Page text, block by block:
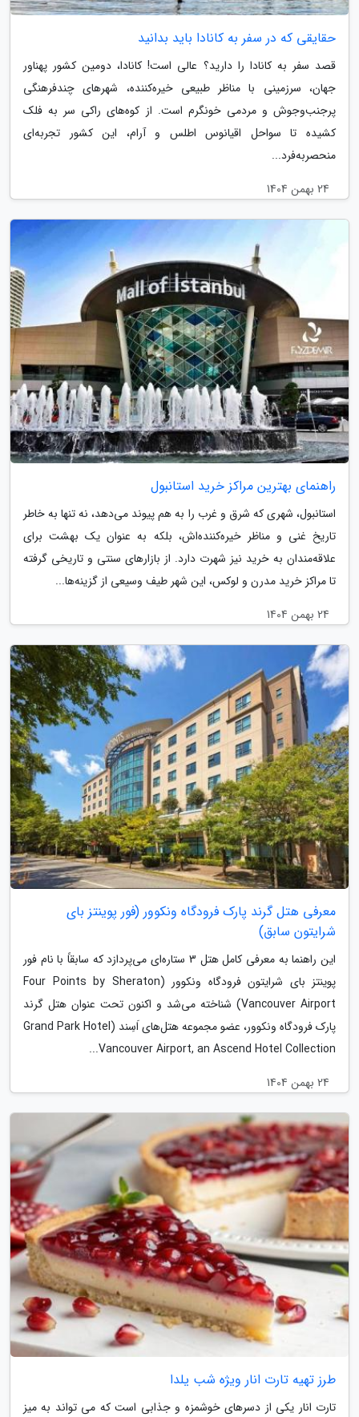
حقایقی که در سفر به کانادا باید بدانید
قصد سفر به کانادا را دارید؟ عالی است! کانادا، دومین کشور پهناور
جهان، سرزمینی با مناظر طبیعی خیره‌کننده، شهرهای چندفرهنگی
پرجنب‌وجوش و مردمی خونگرم است. از کوه‌های راکی سر به فلک
کشیده تا سواحل اقیانوس اطلس و آرام، این کشور تجربه‌ای
منحصربه‌فرد...
24 بهمن 1404
راهنمای بهترین مراکز خرید استانبول
استانبول، شهری که شرق و غرب را به هم پیوند می‌دهد، نه تنها به خاطر
تاریخ غنی و مناظر خیره‌کننده‌اش، بلکه به عنوان یک بهشت برای
علاقه‌مندان به خرید نیز شهرت دارد. از بازارهای سنتی و تاریخی گرفته
تا مراکز خرید مدرن و لوکس، این شهر طیف وسیعی از گزینه‌ها...
24 بهمن 1404
معرفی هتل گرند پارک فرودگاه ونکوور (فور پوینتز بای
شرایتون سابق)
این راهنما به معرفی کامل هتل 3 ستاره‌ای می‌پردازد که سابقاً با نام فور
پوینتز بای شرایتون فرودگاه ونکوور (Four Points by Sheraton
Vancouver Airport) شناخته می‌شد و اکنون تحت عنوان هتل گرند
پارک فرودگاه ونکوور، عضو مجموعه هتل‌های اَسِند (Grand Park Hotel
Vancouver Airport, an Ascend Hotel Collection...
24 بهمن 1404
طرز تهیه تارت انار ویژه شب یلدا
تارت انار یکی از دسرهای خوشمزه و جذابی است که می تواند به میز